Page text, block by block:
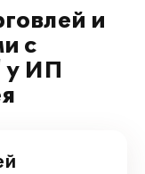
и
с
у ИП